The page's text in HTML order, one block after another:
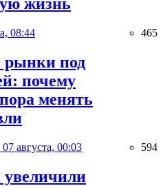
жизнь
08:44 465
рынки под
почему
менять
07 августа, 00:03 594